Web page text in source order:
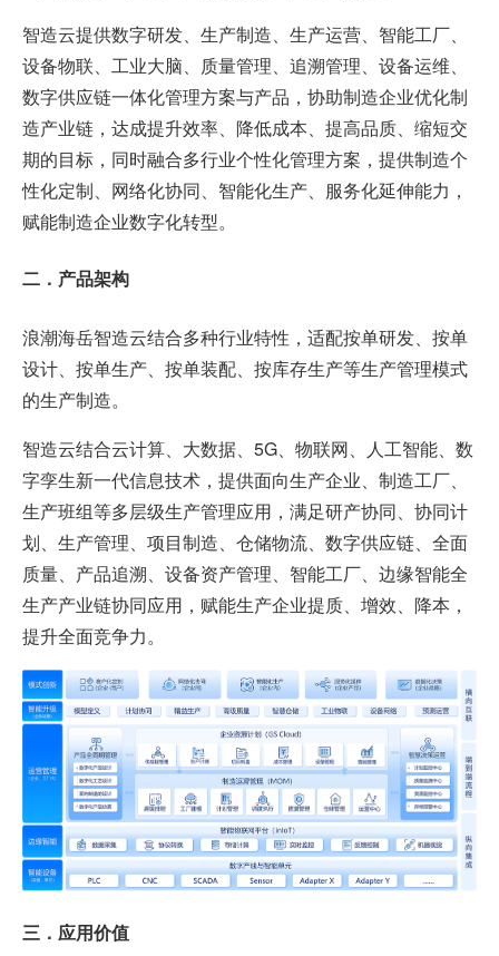
智造云提供数字研发、生产制造、生产运营、智能工厂、
设备物联、工业大脑、质量管理、追溯管理、设备运维、
数字供应链一体化管理方案与产品，协助制造企业优化制
造产业链，达成提升效率、降低成本、提高品质、缩短交
期的目标，同时融合多行业个性化管理方案，提供制造个
性化定制、网络化协同、智能化生产、服务化延伸能力，
赋能制造企业数字化转型。
二．产品架构
浪潮海岳智造云结合多种行业特性，适配按单研发、按单
设计、按单生产、按单装配、按库存生产等生产管理模式
的生产制造。
智造云结合云计算、大数据、5G、物联网、人工智能、数
字孪生新一代信息技术，提供面向生产企业、制造工厂、
生产班组等多层级生产管理应用，满足研产协同、协同计
划、生产管理、项目制造、仓储物流、数字供应链、全面
质量、产品追溯、设备资产管理、智能工厂、边缘智能全
生产产业链协同应用，赋能生产企业提质、增效、降本，
提升全面竞争力。
三．应用价值